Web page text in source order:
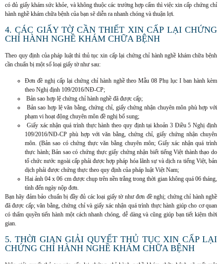
có đủ giấy khám sức khỏe, và không thuộc các trường hợp cấm thì việc xin cấp chứng chỉ
hành nghề khám chữa bệnh của bạn sẽ diễn ra nhanh chóng và thuận lợi.
4. CÁC GIẤY TỜ CẦN THIẾT XIN CẤP LẠI CHỨNG
CHỈ HÀNH NGHỀ KHÁM CHỮA BỆNH
Theo quy định của pháp luật thì thủ tục xin cấp lại chứng chỉ hành nghề khám chữa bệnh
cần chuẩn bị một số loại giấy tờ như sau:
Đơn đề nghị cấp lại chứng chỉ hành nghề theo Mẫu 08 Phụ lục I ban hành kèm
theo Nghị định 109/2016/NĐ-CP;
Bản sao hợp lệ chứng chỉ hành nghề đã được cấp;
Bản sao hợp lệ văn bằng, chứng chỉ, giấy chứng nhận chuyên môn phù hợp với
phạm vi hoạt động chuyên môn đề nghị bổ sung;
Giấy xác nhận quá trình thực hành theo quy định tại khoản 3 Điều 5 Nghị định
109/2016/NĐ-CP phù hợp với văn bằng, chứng chỉ, giấy chứng nhận chuyên
môn. (Bản sao có chứng thực văn bằng chuyên môn; Giấy xác nhận quá trình
thực hành; Bản sao có chứng thực giấy chứng nhận biết tiếng Việt thành thạo do
tổ chức nước ngoài cấp phải được hợp pháp hóa lãnh sự và dịch ra tiếng Việt, bản
dịch phải được chứng thực theo quy định của pháp luật Việt Nam;
Hai ảnh 04 x 06 cm được chụp trên nền trắng trong thời gian không quá 06 tháng,
tính đến ngày nộp đơn.
Bạn hãy đảm bảo chuẩn bị đầy đủ các loại giấy tờ như đơn đề nghị; chứng chỉ hành nghề
đã được cấp; văn bằng, chứng chỉ và giấy xác nhận quá trình thực hành giúp cho cơ quan
có thẩm quyền tiến hành một cách nhanh chóng, dễ dàng và cũng giúp bạn tiết kiệm thời
gian.
5. THỜI GIAN GIẢI QUYẾT THỦ TỤC XIN CẤP LẠI
CHỨNG CHỈ HÀNH NGHỀ KHÁM CHỮA BỆNH